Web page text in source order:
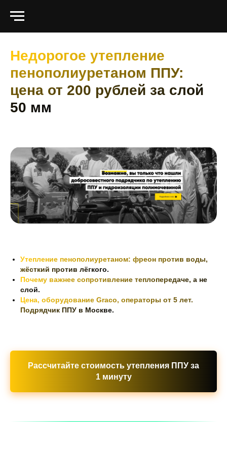
Недорогое утепление
пенополиуретаном ППУ:
цена от 200 рублей за слой
50 мм
Утепление пенополиуретаном: фреон против воды,
жёсткий против лёгкого.
Почему важнее сопротивление теплопередаче, а не
слой.
Цена, оборудование Graco, операторы от 5 лет.
Подрядчик ППУ в Москве.
Рассчитайте стоимость утепления ППУ за
1 минуту